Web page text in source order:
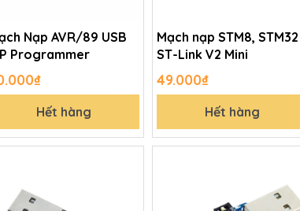
Nạp AVR/89 USB
Programmer
Hết hàng
Mạch nạp STM8, STM32
ST-Link V2 Mini
49.000₫
Hết hàng